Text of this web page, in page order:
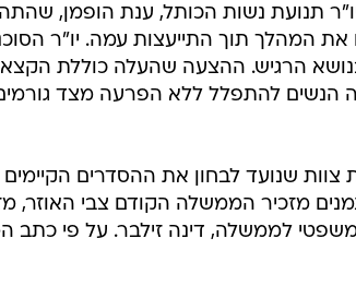
תנועת נשות הכותל, ענת הופמן,
המהלך תוך התייעצות עמה. יו"ר
הרגיש. ההצעה שהעלה כוללת
הנשים להתפלל ללא הפרעה מצד
שנועד לבחון את ההסדרים הקיימים
מזכיר הממשלה הקודם צבי האוזר,
לממשלה, דינה זילבר. על פי כתב